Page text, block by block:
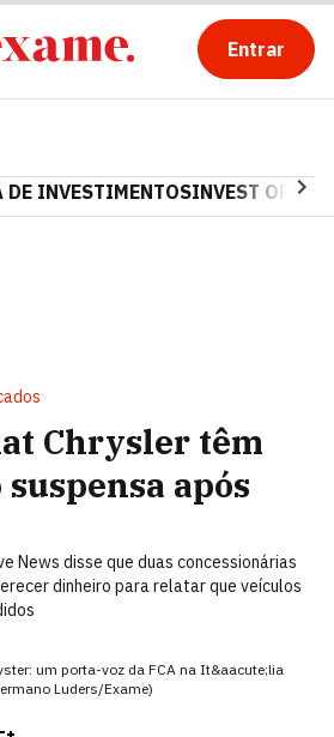
Entrar
DE INVESTIMENTOSINVEST OPINA
Chrysler têm
após
News disse que duas concessionárias
dinheiro para relatar que veículos
um porta-voz da FCA na It&aacute;lia
Luders/Exame)